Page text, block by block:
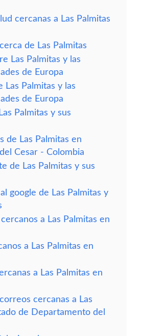
cercanas a Las Palmitas
de Las Palmitas
Las Palmitas y las
de Europa
Las Palmitas y las
de Europa
Palmitas y sus
de Las Palmitas en
Cesar - Colombia
de Las Palmitas y sus
google de Las Palmitas y
a Las Palmitas en
a Las Palmitas en
a Las Palmitas en
cercanas a Las
de Departamento del